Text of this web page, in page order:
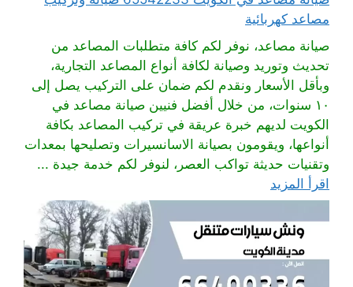
مصاعد كهربائية
صيانة مصاعد، نوفر لكم كافة متطلبات المصاعد من
تحديث وتوريد وصيانة لكافة أنواع المصاعد التجارية،
وبأقل الأسعار ونقدم لكم ضمان على التركيب يصل إلى
١٠ سنوات، من خلال أفضل فنيين صيانة مصاعد في
الكويت لديهم خبرة عريقة في تركيب المصاعد بكافة
أنواعها، ويقومون بصيانة الاسانسيرات وتصليحها بمعدات
وتقنيات حديثة تواكب العصر، لنوفر لكم خدمة جيدة ...
اقرأ المزيد